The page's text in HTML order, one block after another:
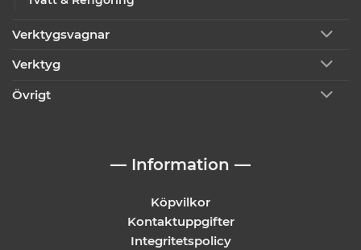
Verktygsvagnar
Verktyg
Övrigt
— Information —
Köpvilkor
Kontaktuppgifter
Integritetspolicy